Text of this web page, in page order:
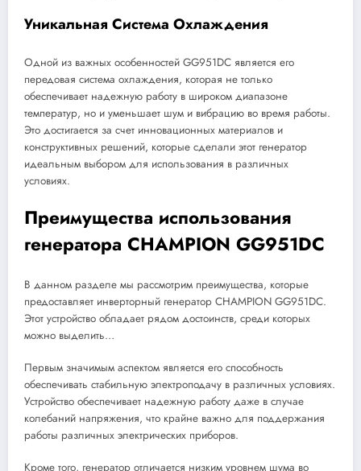
Уникальная Система Охлаждения
Одной из важных особенностей GG951DC является его
передовая система охлаждения, которая не только
обеспечивает надежную работу в широком диапазоне
температур, но и уменьшает шум и вибрацию во время работы.
Это достигается за счет инновационных материалов и
конструктивных решений, которые сделали этот генератор
идеальным выбором для использования в различных
условиях.
Преимущества использования
генератора CHAMPION GG951DC
В данном разделе мы рассмотрим преимущества, которые
предоставляет инверторный генератор CHAMPION GG951DC.
Этот устройство обладает рядом достоинств, среди которых
можно выделить…
Первым значимым аспектом является его способность
обеспечивать стабильную электроподачу в различных условиях.
Устройство обеспечивает надежную работу даже в случае
колебаний напряжения, что крайне важно для поддержания
работы различных электрических приборов.
Кроме того, генератор отличается низким уровнем шума во